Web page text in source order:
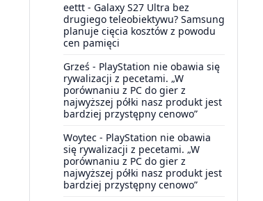
eettt - Galaxy S27 Ultra bez
drugiego teleobiektywu? Samsung
planuje cięcia kosztów z powodu
cen pamięci
Grześ - PlayStation nie obawia się
rywalizacji z pecetami. „W
porównaniu z PC do gier z
najwyższej półki nasz produkt jest
bardziej przystępny cenowo”
Woytec - PlayStation nie obawia
się rywalizacji z pecetami. „W
porównaniu z PC do gier z
najwyższej półki nasz produkt jest
bardziej przystępny cenowo”